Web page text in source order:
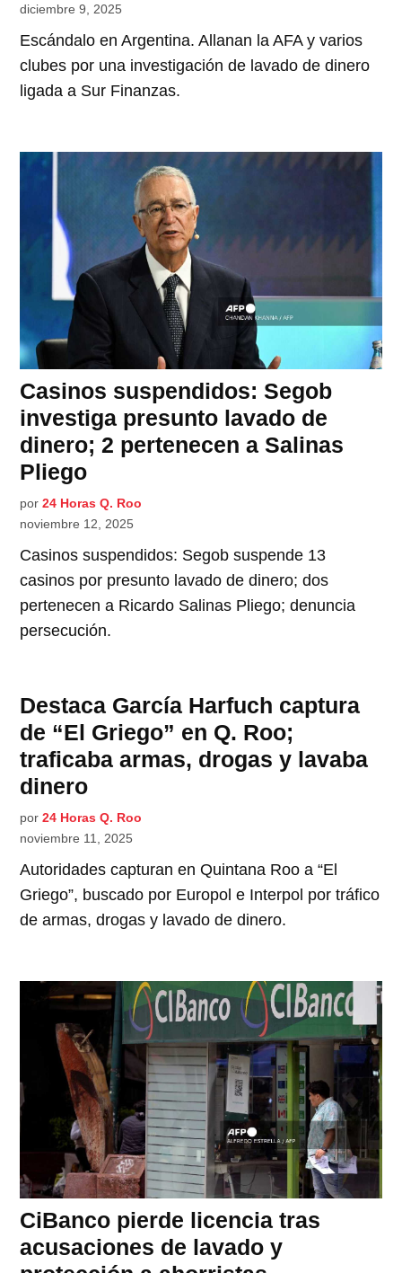
diciembre 9, 2025
Escándalo en Argentina. Allanan la AFA y varios
clubes por una investigación de lavado de dinero
ligada a Sur Finanzas.
Casinos suspendidos: Segob
investiga presunto lavado de
dinero; 2 pertenecen a Salinas
Pliego
por 24 Horas Q. Roo
noviembre 12, 2025
Casinos suspendidos: Segob suspende 13
casinos por presunto lavado de dinero; dos
pertenecen a Ricardo Salinas Pliego; denuncia
persecución.
Destaca García Harfuch captura
de “El Griego” en Q. Roo;
traficaba armas, drogas y lavaba
dinero
por 24 Horas Q. Roo
noviembre 11, 2025
Autoridades capturan en Quintana Roo a “El
Griego”, buscado por Europol e Interpol por tráfico
de armas, drogas y lavado de dinero.
CiBanco pierde licencia tras
acusaciones de lavado y